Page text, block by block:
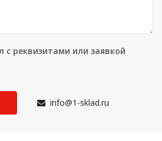
реквизитами или заявкой
info@1-sklad.ru